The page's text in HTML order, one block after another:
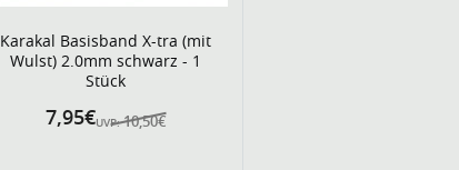
Karakal Basisband X-tra (mit
Wulst) 2.0mm schwarz - 1
Stück
UVP: 10,50€
7,95€